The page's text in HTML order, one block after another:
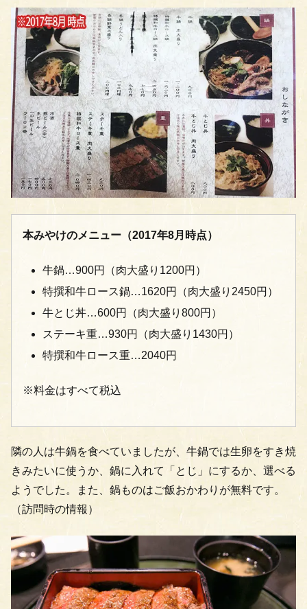
本みやけのメニュー（2017年8月時点）
牛鍋…900円（肉大盛り1200円）
特撰和牛ロース鍋…1620円（肉大盛り2450円）
牛とじ丼…600円（肉大盛り800円）
ステーキ重…930円（肉大盛り1430円）
特撰和牛ロース重…2040円
※料金はすべて税込
隣の人は牛鍋を食べていましたが、牛鍋では生卵をすき焼
きみたいに使うか、鍋に入れて「とじ」にするか、選べる
ようでした。また、鍋ものはご飯おかわりが無料です。
（訪問時の情報）